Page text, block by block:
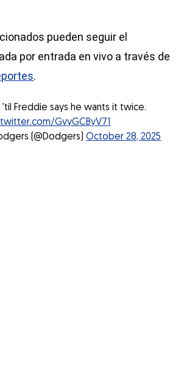
pueden seguir el
por entrada en vivo a través de
.
Freddie says he wants it twice.
GvyGCByV71
(@Dodgers)October 28, 2025